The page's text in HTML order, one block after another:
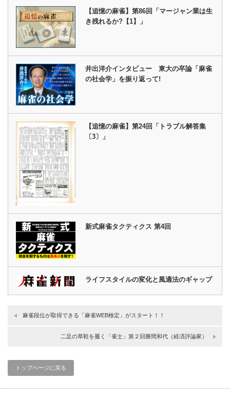
【追憶の麻雀】第86回「マージャン業は生
き残れるか?【1】」
井出洋介インタビュー 東大の卒論「麻雀
の社会学」を振り返って!
【追憶の麻雀】第24回「トラブル解答集
〔3〕」
新式麻雀タクティクス 第4回
ライフスタイルの変化と風適法のギャップ
麻雀段位が取得できる「麻雀WEB検定」がスタート！！
二足の草鞋を履く「雀士」第２回勝間和代（経済評論家）
トップページに戻る